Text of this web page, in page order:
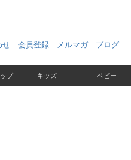
せ 会員登録 メルマガ ブログ
プ キッズ ベビー